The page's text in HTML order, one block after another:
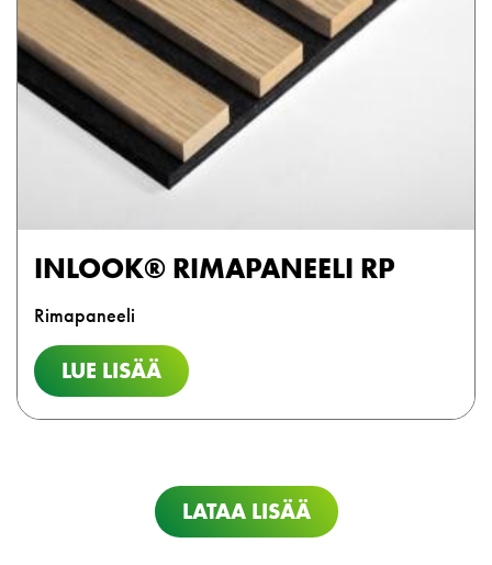
INLOOK® RIMAPANEELI RP
Rimapaneeli
LUE LISÄÄ
LATAA LISÄÄ